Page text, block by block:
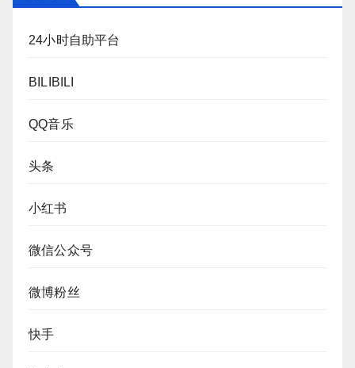
24小时自助平台
BILIBILI
QQ音乐
头条
小红书
微信公众号
微博粉丝
快手